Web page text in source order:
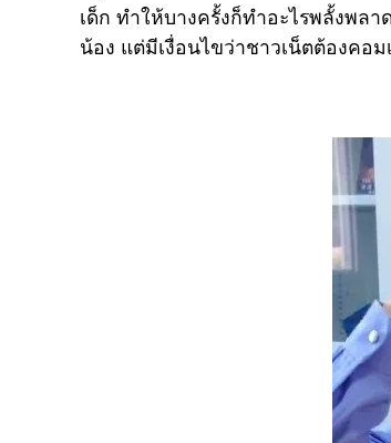
เด็ก ทำให้บางครั้งก็ทำอะไรพลั้งพ
น้อง แต่มีเงื่อนไขว่าชาวเน็ตต้องคอ